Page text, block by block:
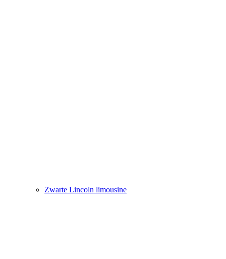
Zwarte Lincoln limousine